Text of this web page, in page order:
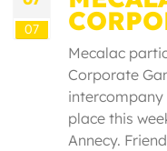
07
Mecalac
Corporate
place this
Annecy.